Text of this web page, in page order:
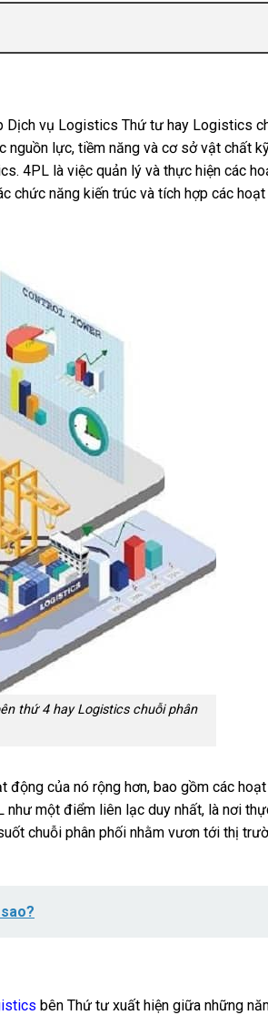
Dịch vụ Logistics Thứ tư hay Logistics
nguồn lực, tiềm năng và cơ sở vật chất
4PL là việc quản lý và thực hiện các
chức năng kiến trúc và tích hợp các
thứ 4 hay Logistics chuỗi phân
của nó rộng hơn, bao gồm các
như một điểm liên lạc duy nhất, là nơi
chuỗi phân phối nhằm vươn tới thị
bên Thứ tư xuất hiện giữa những